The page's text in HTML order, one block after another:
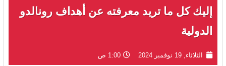
إليك كل ما تريد معرفته عن أهداف رونالدو
الدولية
الثلاثاء, 19 نوفمبر 2024 1:00 ص